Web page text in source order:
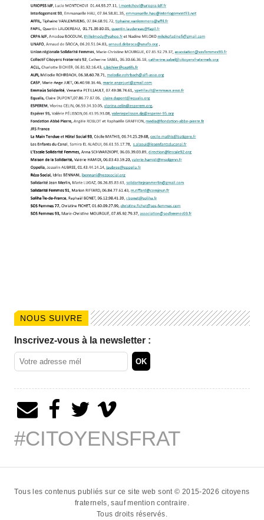
NOUS SUIVRE
Inscrivez-vous à la newsletter :
#CITOYENSFRAT
Tous les contenus publiés sur ce site web sont © 2015-2026 citoyens
fraternels, sauf mention contraire.
Tous droits réservés.